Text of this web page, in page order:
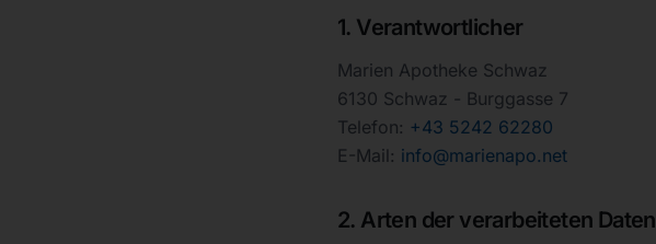
1. Verantwortlicher
Marien Apotheke Schwaz
6130 Schwaz - Burggasse 7
Telefon: +43 5242 62280
E-Mail: info@marienapo.net
2. Arten der verarbeiteten Daten